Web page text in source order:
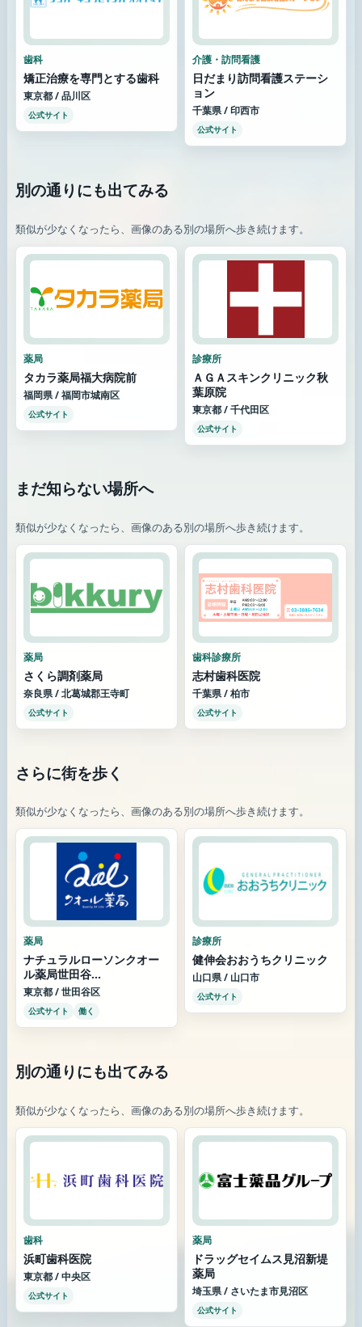
歯科
矯正治療を専門とする歯科
東京都 / 品川区
公式サイト
介護・訪問看護
日だまり訪問看護ステーシ
ョン
千葉県 / 印西市
公式サイト
別の通りにも出てみる
類似が少なくなったら、画像のある別の場所へ歩き続けます。
薬局
タカラ薬局福大病院前
福岡県 / 福岡市城南区
公式サイト
診療所
ＡＧＡスキンクリニック秋
葉原院
東京都 / 千代田区
公式サイト
まだ知らない場所へ
類似が少なくなったら、画像のある別の場所へ歩き続けます。
薬局
さくら調剤薬局
奈良県 / 北葛城郡王寺町
公式サイト
歯科診療所
志村歯科医院
千葉県 / 柏市
公式サイト
さらに街を歩く
類似が少なくなったら、画像のある別の場所へ歩き続けます。
薬局
ナチュラルローソンクオー
ル薬局世田谷...
東京都 / 世田谷区
公式サイト 働く
診療所
健伸会おおうちクリニック
山口県 / 山口市
公式サイト
別の通りにも出てみる
類似が少なくなったら、画像のある別の場所へ歩き続けます。
歯科
浜町歯科医院
東京都 / 中央区
公式サイト
薬局
ドラッグセイムス見沼新堤
薬局
埼玉県 / さいたま市見沼区
公式サイト